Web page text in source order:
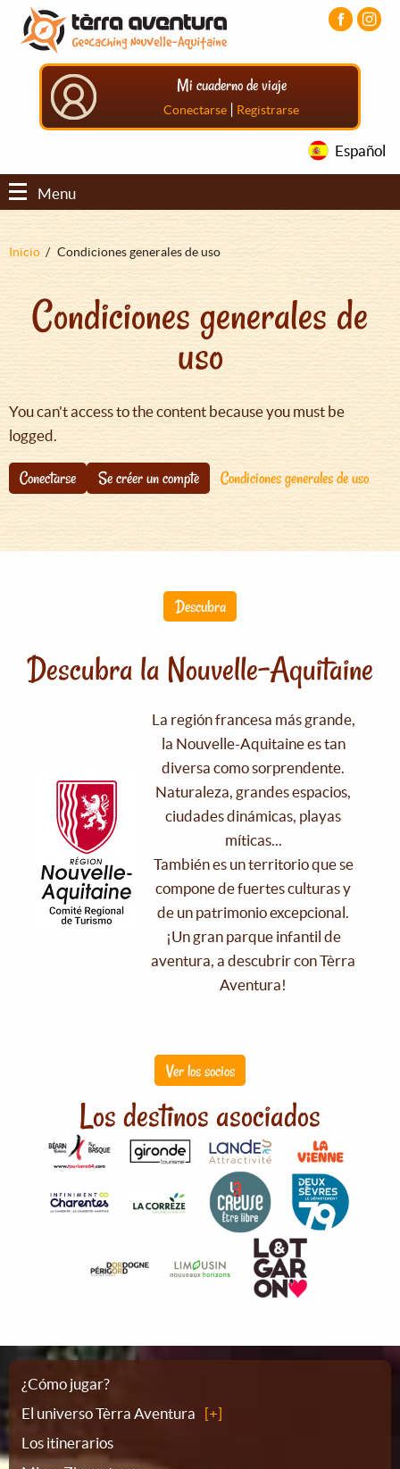
Pasar
contenido
principal
Pasar
menú
principal
Pasar
principal
Mi cuaderno de viaje
Conectarse | Registrarse
Español
Menu
Sobrescribir
ayuda
navegación
Inicio Condiciones generales de uso
Condiciones generales de
uso
You can't access to the content because you must be
logged.
Conectarse Se créer un compte Condiciones generales de uso
Descubra
Descubra la Nouvelle-Aquitaine
La región francesa más grande,
la Nouvelle-Aquitaine es tan
diversa como sorprendente.
Naturaleza, grandes espacios,
ciudades dinámicas, playas
míticas...
También es un territorio que se
compone de fuertes culturas y
de un patrimonio excepcional.
¡Un gran parque infantil de
aventura, a descubrir con Tèrra
Aventura!
Ver los socios
Los destinos asociados
Plano
del
¿Cómo jugar?
El universo Tèrra Aventura
Los itinerarios